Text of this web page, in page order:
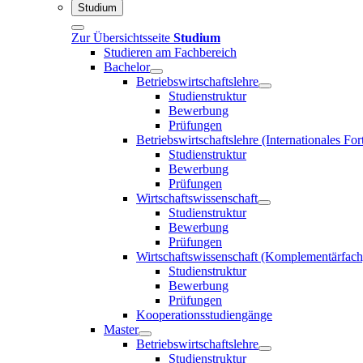
Studium
Zur Übersichtsseite Studium
Studieren am Fachbereich
Bachelor
Betriebswirtschaftslehre
Studienstruktur
Bewerbung
Prüfungen
Betriebswirtschaftslehre (Internationales
Studienstruktur
Bewerbung
Prüfungen
Wirtschaftswissenschaft
Studienstruktur
Bewerbung
Prüfungen
Wirtschaftswissenschaft
Studienstruktur
Bewerbung
Prüfungen
Kooperationsstudiengänge
Master
Betriebswirtschaftslehre
Studienstruktur